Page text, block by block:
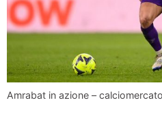
Amrabat in azione –